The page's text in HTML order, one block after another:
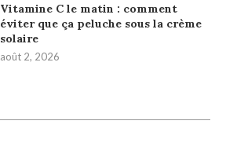
Vitamine C le matin : comment
éviter que ça peluche sous la crème
solaire
août 2, 2026